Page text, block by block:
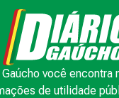
Gaúcho você encontra
de utilidade